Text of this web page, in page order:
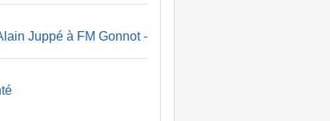
Juppé à FM Gonnot -